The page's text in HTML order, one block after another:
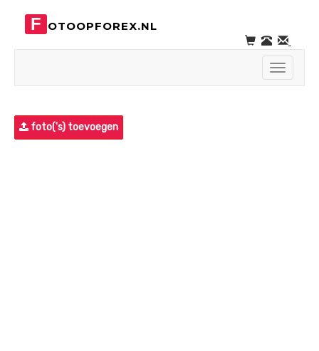
F OTOOPFOREX.NL
Toggle
foto('s) toevoegen